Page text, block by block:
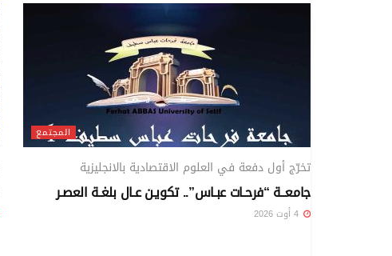
المجتمع
تخرّج أول دفعة في العلوم الاقتصادية بالانجليزية
جامعــة “فرحـات عبـاس”.. تكويـن عـال بلغـة العصـر